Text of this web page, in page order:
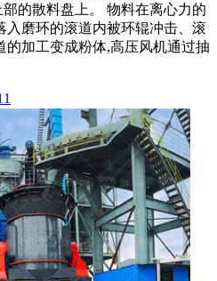
的散料盘上。 物料在离心力的
入磨环的滚道内被环辊冲击、滚
的加工变成粉体,高压风机通过抽